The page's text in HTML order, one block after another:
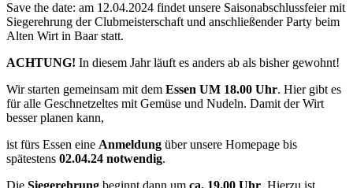
Save the date: am 12.04.2024 findet unsere Saisonabschlussfeier mit
Siegerehrung der Clubmeisterschaft und anschließender Party beim
Alten Wirt in Baar statt.
ACHTUNG! In diesem Jahr läuft es anders ab als bisher gewohnt!
Wir starten gemeinsam mit dem Essen UM 18.00 Uhr. Hier gibt es
für alle Geschnetzeltes mit Gemüse und Nudeln. Damit der Wirt
besser planen kann,
ist fürs Essen eine Anmeldung über unsere Homepage bis
spätestens 02.04.24 notwendig.